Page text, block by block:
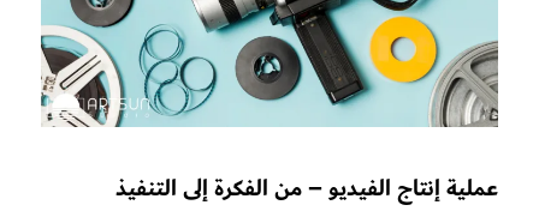
عملية إنتاج الفيديو – من الفكرة إلى التنفيذ